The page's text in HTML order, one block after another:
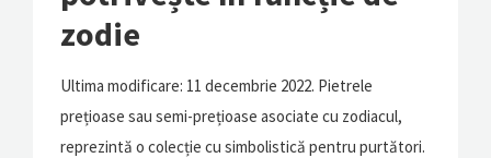
zodie
Ultima modificare: 11 decembrie 2022. Pietrele
prețioase sau semi-prețioase asociate cu zodiacul,
reprezintă o colecție cu simbolistică pentru purtători.